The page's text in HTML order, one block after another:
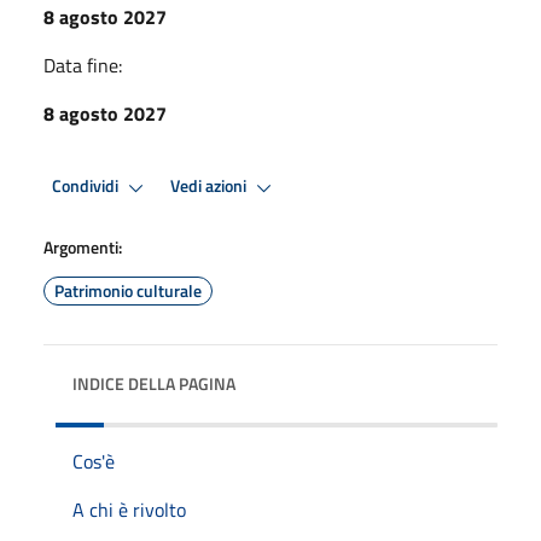
8 agosto 2027
Data fine:
8 agosto 2027
Condividi Vedi azioni
Argomenti:
Patrimonio culturale
INDICE DELLA PAGINA
Cos'è
A chi è rivolto